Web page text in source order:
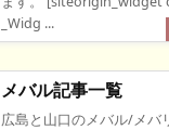
_Widg ...
メバル記事一覧
広島と山口のメバル/メバ